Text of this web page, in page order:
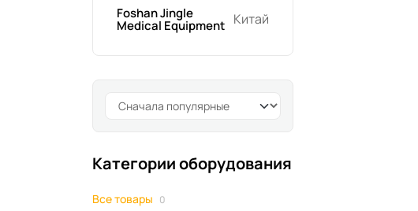
Foshan Jingle
Medical Equipment Китай
Категории оборудования
Все товары 0